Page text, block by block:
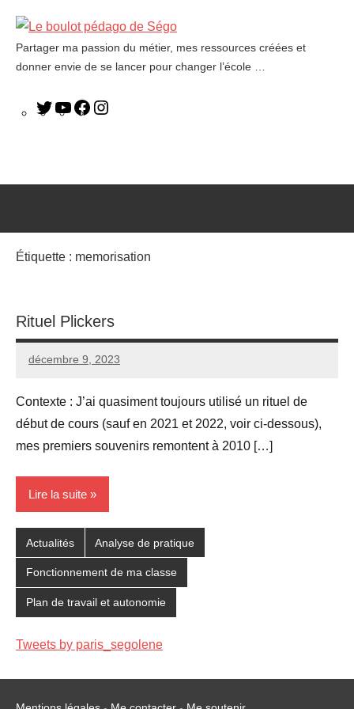
Le
boulot
Partager ma passion du métier, mes ressources créées et
donner envie de se lancer pour changer l’école …
Étiquette : memorisation
Rituel Plickers
décembre 9, 2023
Seg0_La_Vraie
6
Contexte : J’ai quasiment toujours utilisé un rituel de
début de cours (sauf en 2021 et 2022, voir ci-dessous),
mes premiers souvenirs remontent à 2010 […]
Lire la suite
Actualités Analyse de pratique
Fonctionnement de ma classe
Plan de travail et autonomie
Tweets by paris_segolene